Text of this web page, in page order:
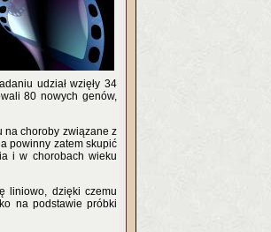
udział wzięły 34
80 nowych genów,
na choroby związane z
powinny zatem skupić
i w chorobach wieku
liniowo, dzięki czemu
na podstawie próbki